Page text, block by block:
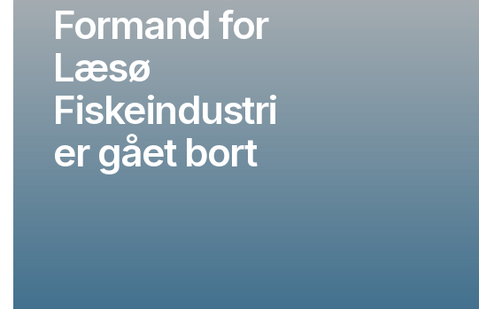
Formand for
Læsø
Fiskeindustri
er gået bort